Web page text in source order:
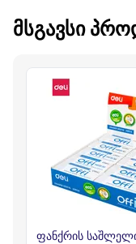
ᲛᲡᲒᲐᲕᲡᲘ
ფანქრის